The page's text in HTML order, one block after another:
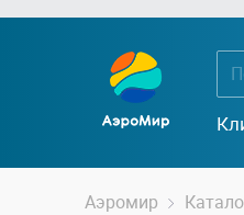
Аэромир